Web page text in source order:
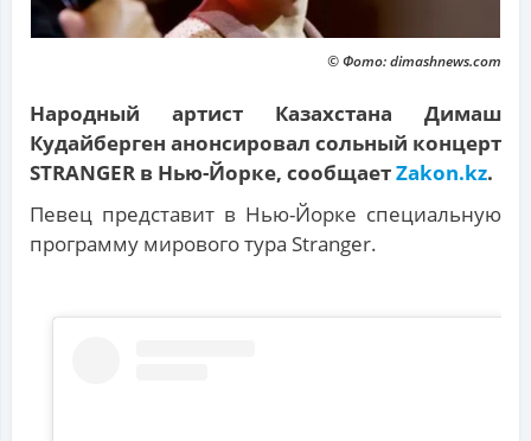
© Фото: dimashnews.com
Народный артист Казахстана Димаш
Кудайберген анонсировал сольный концерт
STRANGER в Нью-Йорке, сообщаетZakon.kz.
Певец представит в Нью-Йорке специальную
программу мирового тура Stranger.